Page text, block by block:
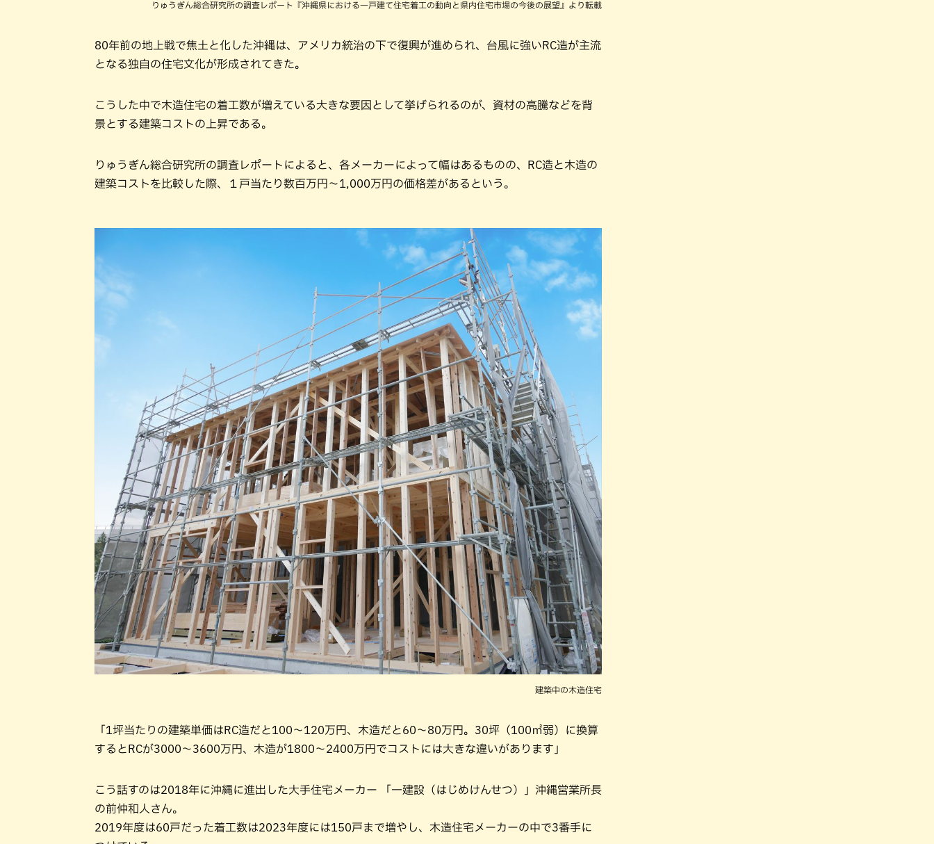
りゅうぎん総合研究所の調査レポート『沖縄県における一戸建て住宅着工の動向と県内住宅市場の今後の展望』より転載
80年前の地上戦で焦土と化した沖縄は、アメリカ統治の下で復興が進められ、台風に強いRC造が主流
となる独自の住宅文化が形成されてきた。
こうした中で木造住宅の着工数が増えている大きな要因として挙げられるのが、資材の高騰などを背
景とする建築コストの上昇である。
りゅうぎん総合研究所の調査レポートによると、各メーカーによって幅はあるものの、RC造と木造の
建築コストを比較した際、１戸当たり数百万円～1,000万円の価格差があるという。
建築中の木造住宅
「1坪当たりの建築単価はRC造だと100～120万円、木造だと60～80万円。30坪（100㎡弱）に換算
するとRCが3000～3600万円、木造が1800～2400万円でコストには大きな違いがあります」
こう話すのは2018年に沖縄に進出した大手住宅メーカー 「一建設（はじめけんせつ）」沖縄営業所長
の前仲和人さん。
2019年度は60戸だった着工数は2023年度には150戸まで増やし、木造住宅メーカーの中で3番手に